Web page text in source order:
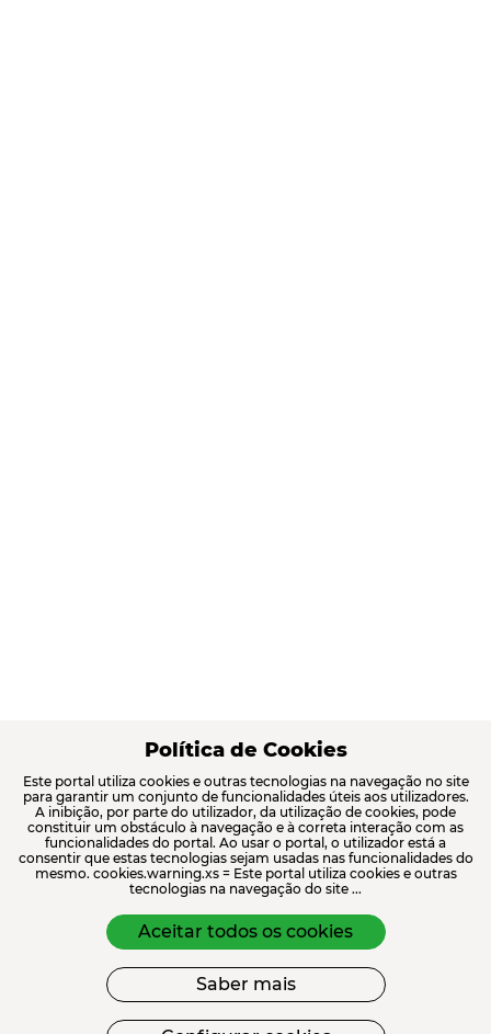
Política de Cookies
Este portal utiliza cookies e outras tecnologias na navegação no site
para garantir um conjunto de funcionalidades úteis aos utilizadores.
A inibição, por parte do utilizador, da utilização de cookies, pode
constituir um obstáculo à navegação e à correta interação com as
funcionalidades do portal. Ao usar o portal, o utilizador está a
consentir que estas tecnologias sejam usadas nas funcionalidades do
mesmo. cookies.warning.xs = Este portal utiliza cookies e outras
tecnologias na navegação do site ...
Aceitar todos os cookies
Saber mais